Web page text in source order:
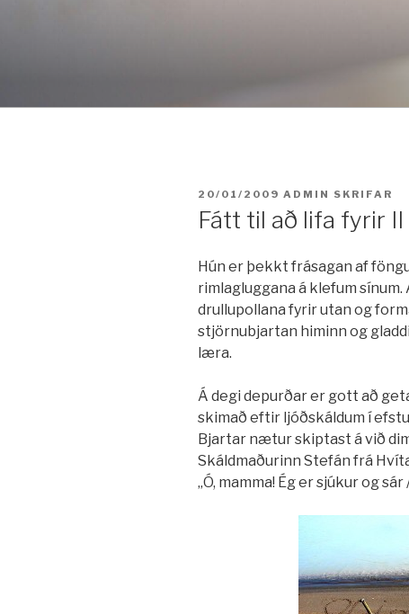
BIRT:
20/01/2009 ADMIN SKRIFAR
Fátt til að lifa fyrir II
Hún er þekkt frásagan af
rimlagluggana á klefum
drullupollana fyrir utan og
stjörnubjartan himinn og
læra.
Á degi depurðar er gott að
skimað eftir ljóðskáldum í
Bjartar nætur skiptast á við
Skáldmaðurinn Stefán frá
„Ó, mamma! Ég er sjúkur og